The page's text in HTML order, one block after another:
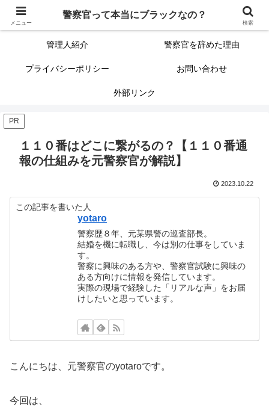
警察官って本当にブラックなの？ サイトマップ（記事一覧）
管理人紹介 警察官を辞めた理由
プライバシーポリシー お問い合わせ
外部リンク
PR
１１０番はどこに繋がるの？【１１０番通
報の仕組みを元警察官が解説】
2023.10.22
この記事を書いた人
yotaro
警察歴８年、元某県警の巡査部長。
結婚を機に転職し、今は別の仕事をしていま
す。
警察に興味のある方や、警察官試験に興味の
ある方向けに情報を発信しています。
実際の現場で経験した「リアルな声」をお届
けしたいと思っています。
こんにちは、元警察官のyotaroです。
今回は、
メニュー
警察官って本当にブラックなの？
検索